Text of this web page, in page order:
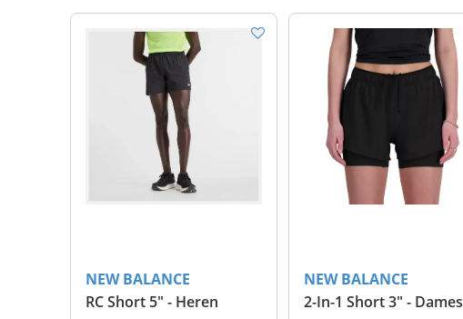
NEW BALANCE
RC Short 5" - Heren
NEW BALANCE
2-In-1 Short 3" - Dames